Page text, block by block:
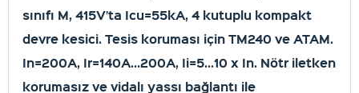
sınıfı M, 415V’ta Icu=55kA, 4 kutuplu kompakt
devre kesici. Tesis koruması için TM240 ve ATAM.
In=200A, Ir=140A...200A, Ii=5...10 x In. Nötr iletken
korumasız ve vidalı yassı bağlantı ile